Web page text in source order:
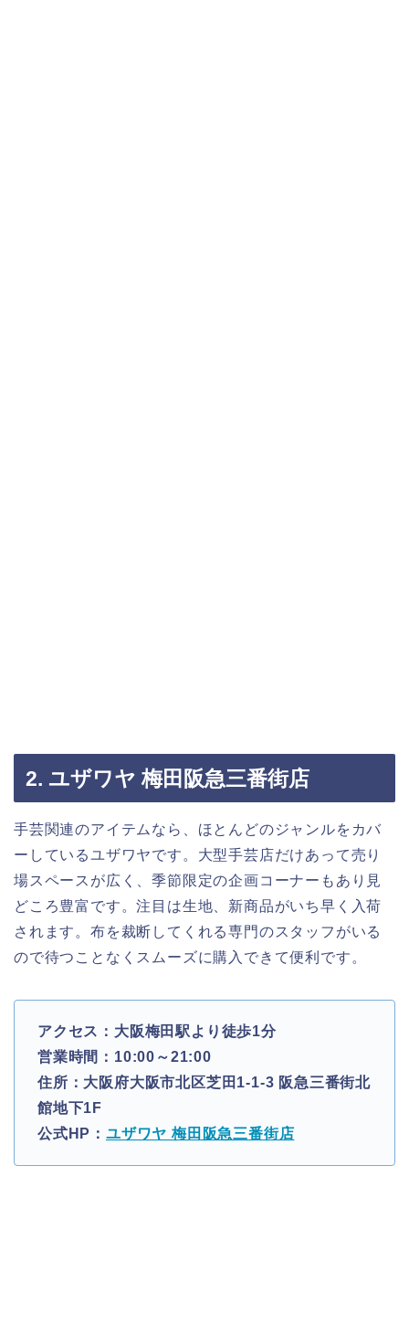
2. ユザワヤ 梅田阪急三番街店
手芸関連のアイテムなら、ほとんどのジャンルをカバ
ーしているユザワヤです。大型手芸店だけあって売り
場スペースが広く、季節限定の企画コーナーもあり見
どころ豊富です。注目は生地、新商品がいち早く入荷
されます。布を裁断してくれる専門のスタッフがいる
ので待つことなくスムーズに購入できて便利です。
アクセス：大阪梅田駅より徒歩1分
営業時間：10:00～21:00
住所：大阪府大阪市北区芝田1-1-3 阪急三番街北
館地下1F
公式HP： ユザワヤ 梅田阪急三番街店